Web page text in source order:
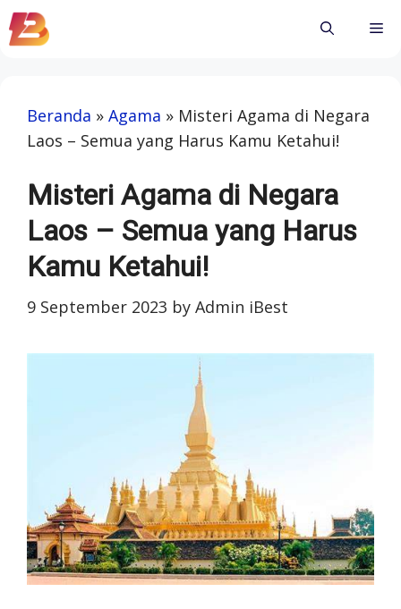
Skip
to
Beranda » Agama » Misteri Agama di Negara
Laos – Semua yang Harus Kamu Ketahui!
Misteri Agama di Negara
Laos – Semua yang Harus
Kamu Ketahui!
9 September 2023 by Admin iBest